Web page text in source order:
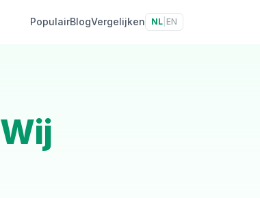
PopulairBlogVergelijken NL EN
Wij